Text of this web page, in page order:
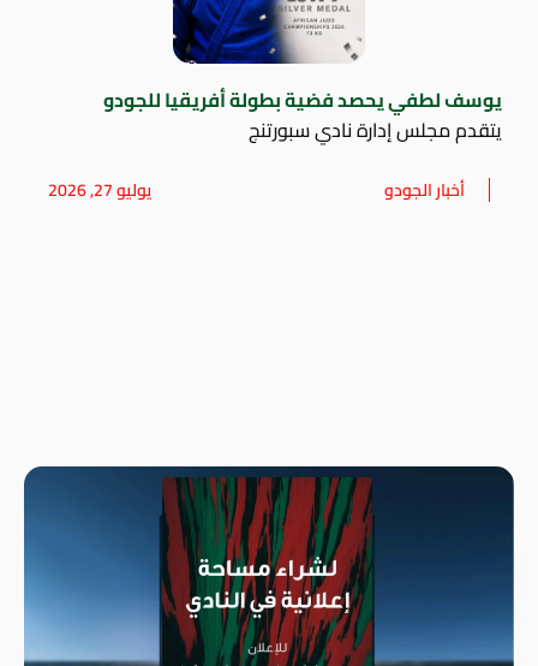
يوسف لطفي يحصد فضية بطولة أفريقيا للجودو
يتقدم مجلس إدارة نادي سبورتنج
أخبار الجودو يوليو 27, 2026